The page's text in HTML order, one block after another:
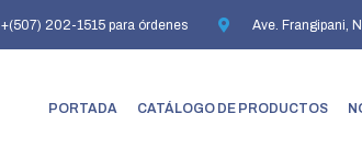
+(507) 202-1515 para órdenes Ave. Frangipani,
PORTADA CATÁLOGO DE PRODUCTOS